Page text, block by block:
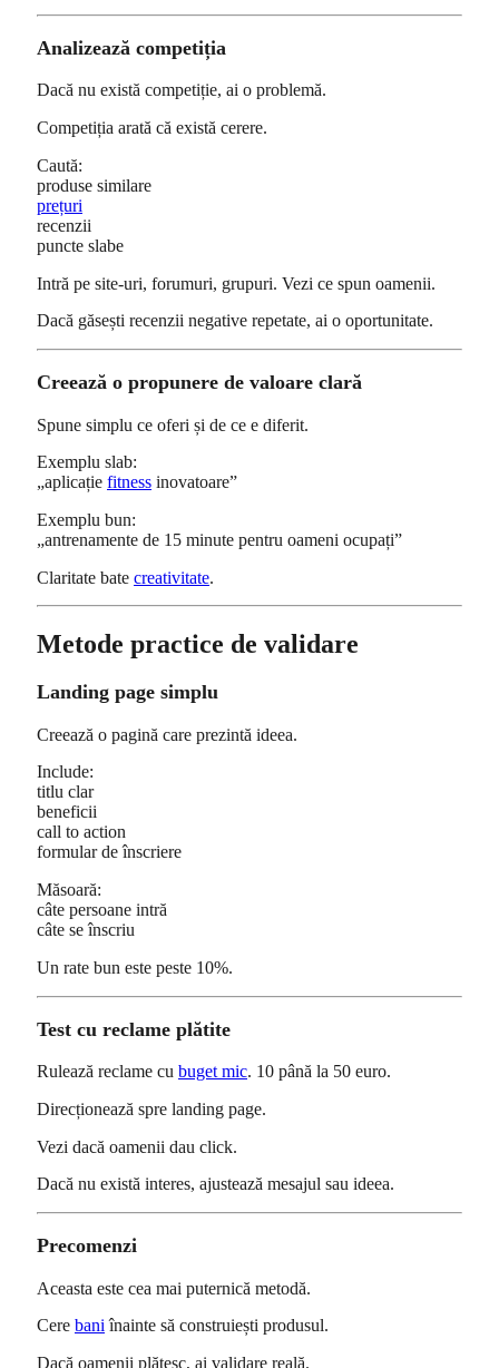
Analizează competiția
Dacă nu există competiție, ai o problemă.
Competiția arată că există cerere.
Caută:
produse similare
prețuri
recenzii
puncte slabe
Intră pe site-uri, forumuri, grupuri. Vezi ce spun oamenii.
Dacă găsești recenzii negative repetate, ai o oportunitate.
Creează o propunere de valoare clară
Spune simplu ce oferi și de ce e diferit.
Exemplu slab:
„aplicație fitness inovatoare”
Exemplu bun:
„antrenamente de 15 minute pentru oameni ocupați”
Claritate bate creativitate.
Metode practice de validare
Landing page simplu
Creează o pagină care prezintă ideea.
Include:
titlu clar
beneficii
call to action
formular de înscriere
Măsoară:
câte persoane intră
câte se înscriu
Un rate bun este peste 10%.
Test cu reclame plătite
Rulează reclame cu buget mic. 10 până la 50 euro.
Direcționează spre landing page.
Vezi dacă oamenii dau click.
Dacă nu există interes, ajustează mesajul sau ideea.
Precomenzi
Aceasta este cea mai puternică metodă.
Cere baniînainte să construiești produsul.
Dacă oamenii plătesc, ai validare reală.